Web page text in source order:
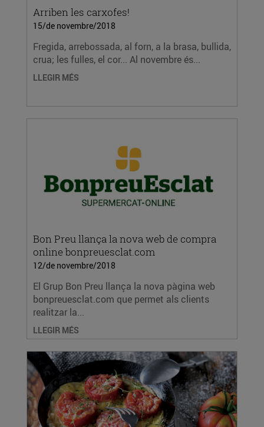
Arriben les carxofes!
15/de novembre/2018
Fregida, arrebossada, al forn, a la brasa, bullida,
crua; les fulles, el cor... Al novembre és...
LLEGIR MÉS
Bon Preu llança la nova web de compra
online bonpreuesclat.com
12/de novembre/2018
El Grup Bon Preu llança la nova pàgina web
bonpreuesclat.com que permet als clients
realitzar la...
LLEGIR MÉS